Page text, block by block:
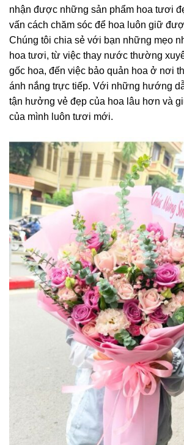
nhận được những sản phẩm hoa tươi
vấn cách chăm sóc để hoa luôn giữ
Chúng tôi chia sẻ với bạn những mẹo
hoa tươi, từ việc thay nước thường
gốc hoa, đến việc bảo quản hoa ở nơi
ánh nắng trực tiếp. Với những hướng
tận hưởng vẻ đẹp của hoa lâu hơn và
của mình luôn tươi mới.